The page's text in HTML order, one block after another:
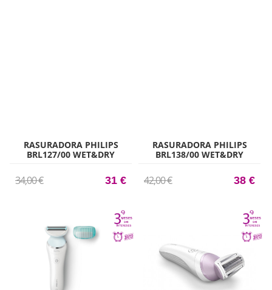
RASURADORA PHILIPS
BRL127/00 WET&DRY
34,00 € 31 €
RASURADORA PHILIPS
BRL138/00 WET&DRY
42,00 € 38 €